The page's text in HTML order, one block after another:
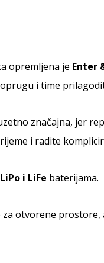
opremljena je Enter
i time
značajna, jer
i radite
LiPo i LiFe baterijama.
za otvorene